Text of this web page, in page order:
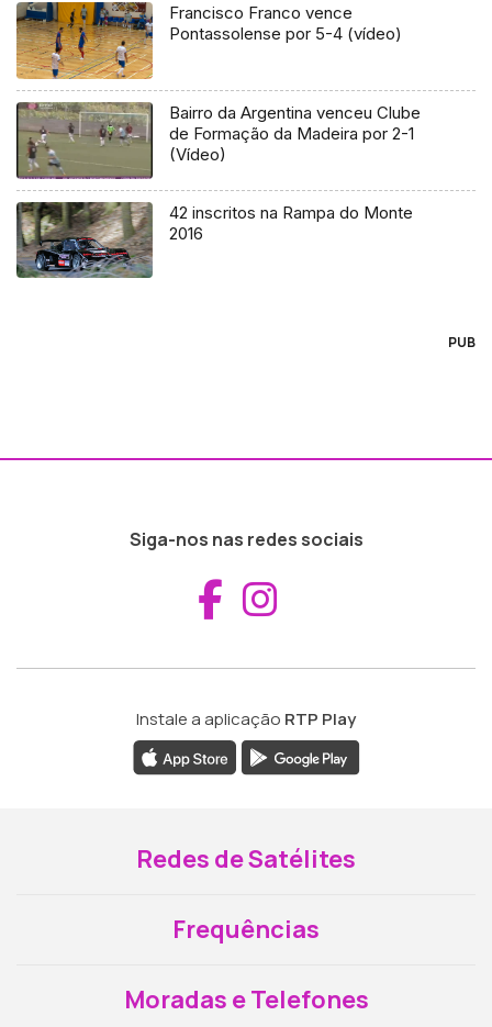
Francisco Franco vence
Pontassolense por 5-4 (vídeo)
Bairro da Argentina venceu Clube
de Formação da Madeira por 2-1
(Vídeo)
42 inscritos na Rampa do Monte
2016
PUB
Siga-nos nas redes sociais
Aceder ao
Instale a aplicação RTP Play
Redes de Satélites
Frequências
Moradas e Telefones